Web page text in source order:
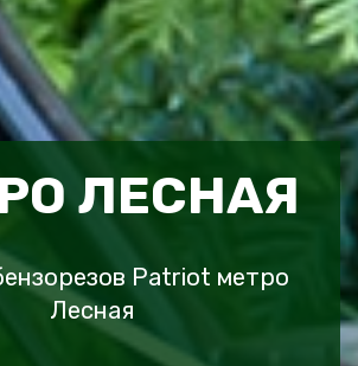
ЛЕСНАЯ
Patriot метро
Лесная